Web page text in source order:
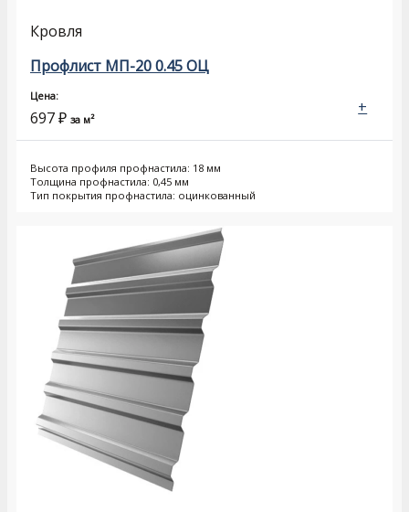
Кровля
Профлист МП-20 0.45 ОЦ
Цена:
697₽ за м²
Высота профиля профнастила: 18 мм
Толщина профнастила: 0,45 мм
Тип покрытия профнастила: оцинкованный
+